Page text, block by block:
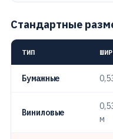
Стандартные
ТИП
Бумажные
Виниловые
м